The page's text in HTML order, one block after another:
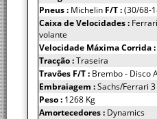
Pneus : Michelin F/T :(30/68-
Caixa de Velocidades :
volante
Velocidade Máxima Corrida :
Tracção :Traseira
Travões F/T : Brembo - Disco
Embraiagem :Sachs/Ferrari
Peso : 1268 Kg
Amortecedores : Dynamics